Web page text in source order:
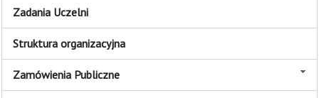
Zadania Uczelni
Struktura organizacyjna
Zamówienia Publiczne